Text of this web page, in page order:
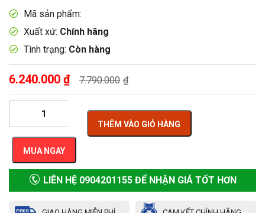
Mã sản phẩm:
Xuất xứ: Chính hãng
Tình trạng: Còn hàng
6.240.000 ₫ 7.790.000 ₫
THÊM VÀO GIỎ HÀNG
MUA NGAY
LIÊN HỆ 0904201155 ĐỂ NHẬN GIÁ TỐT HƠN